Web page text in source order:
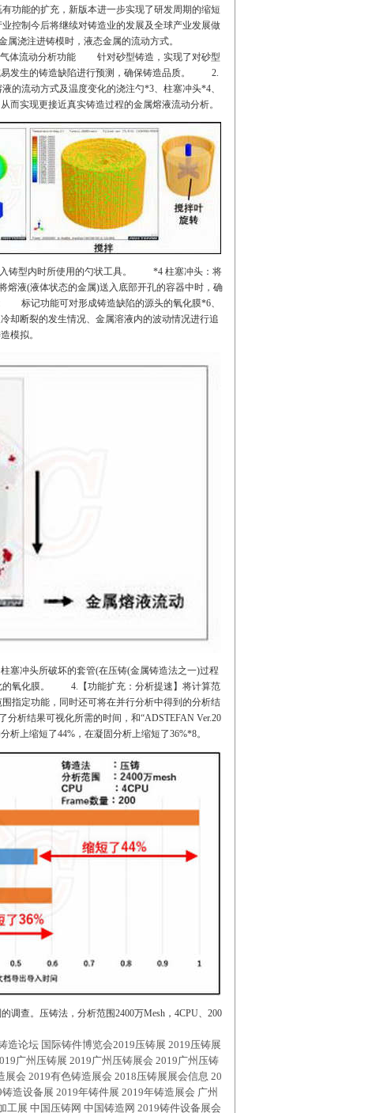
能的扩充，新版本进一步实现了研发周期的缩短
控制今后将继续对铸造业的发展及全球产业发展做
浇注进铸模时，液态金属的流动方式。
体流动分析功能
针对砂型铸造，实现了对砂型
发生的铸造缺陷进行预测，确保铸造品质。
2.
流动方式及温度变化的浇注勺*3、柱塞冲头*4、
而实现更接近真实铸造过程的金属熔液流动分析。
型内时所使用的勺状工具。
*4 柱塞冲头：将
液(液体状态的金属)送入底部开孔的容器中时，确
标记功能可对形成铸造缺陷的源头的氧化膜*6、
却断裂的发生情况、金属溶液内的波动情况进行追
模拟。
冲头所破坏的套管(在压铸(金属铸造法之一)过程
氧化膜。
4.【功能扩充：分析提速】将计算范
指定功能，同时还可将在并行分析中得到的分析结
析结果可视化所需的时间，和“ADSTEFAN Ver.20
析上缩短了44%，在凝固分析上缩短了36%*8。
查。压铸法，分析范围2400万Mesh，4CPU、200
造论坛 国际铸件博览会2019压铸展 2019压铸展
广州压铸展 2019广州压铸展会 2019广州压铸
会 2019有色铸造展会 2018压铸展展会信息 20
造设备展 2019年铸件展 2019年铸造展会 广州
工展 中国压铸网 中国铸造网 2019铸件设备展会